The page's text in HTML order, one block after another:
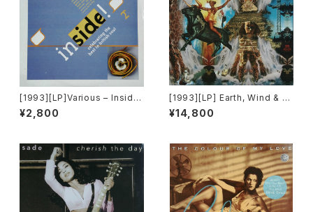
[1993][LP]Various – Inside!
2 - Celebrating The Best I
n British Soul [Step 2][2枚
¥2,800
[1993][LP] Earth, Wind & Fi
re – Millennium [Reprise R
ecords]
¥14,800